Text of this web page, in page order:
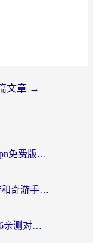
文章 →
海外党刷国内资源指南：电脑vpn免费版真的能用吗？选对加速器才是关键
海外玩国内手游卡成PPT？迅游和奇游手游哪个好？附真实VPN评测及番茄加速器体验
迅游和穿梭哪个好？海外党2026亲测对比+免费vs付费选择指南，附番茄加速器实测体验